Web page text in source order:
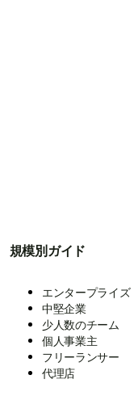
規模別ガイド
エンタープライズ
中堅企業
少人数のチーム
個人事業主
フリーランサー
代理店